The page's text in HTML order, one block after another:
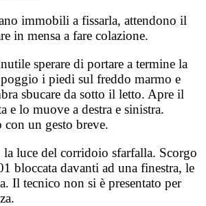
immobili a fissarla, attendono il
in mensa a fare colazione.
sperare di portare a termine la
i piedi sul freddo marmo e
sbucare da sotto il letto. Apre il
e lo muove a destra e sinistra.
un gesto breve.
la luce del corridoio sfarfalla. Scorgo
bloccata davanti ad una finestra, le
Il tecnico non si è presentato per